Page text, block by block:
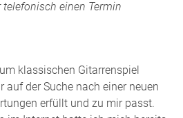
einen Termin
klassischen Gitarrenspiel
auf der Suche nach einer neuen
erfüllt und zu mir passt.